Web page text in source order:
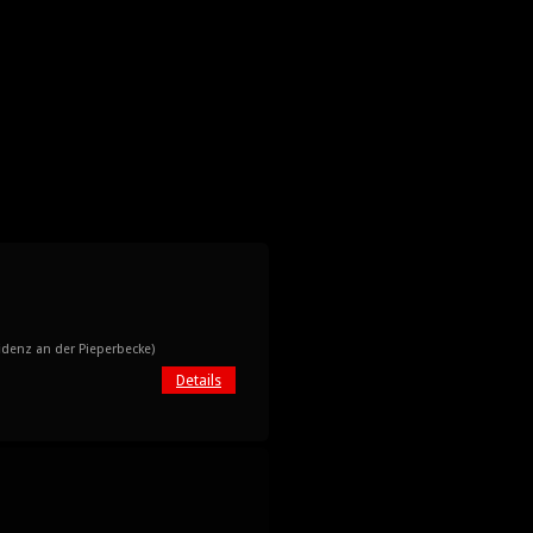
an der Pieperbecke)
Details